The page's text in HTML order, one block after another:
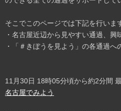
そこでこのページでは下記を行いま
・名古屋近辺から見やすい通過、興
・「＃きぼうを見よう」の各通過へ
11月30日 18時05分頃から約2分間
名古屋でみよう